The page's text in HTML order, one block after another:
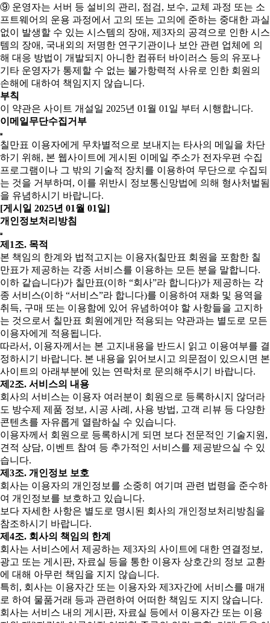
⑨ 운영자는 서버 등 설비의 관리, 점검, 보수, 교체 과정 또는 소
프트웨어의 운용 과정에서 고의 또는 고의에 준하는 중대한 과실
없이 발생할 수 있는 시스템의 장애, 제3자의 공격으로 인한 시스
템의 장애, 국내외의 저명한 연구기관이나 보안 관련 업체에 의
해 대응 방법이 개발되지 아니한 컴퓨터 바이러스 등의 유포나
기타 운영자가 통제할 수 없는 불가항력적 사유로 인한 회원의
손해에 대하여 책임지지 않습니다.
부칙
이 약관은 사이트 개설일 2025년 01월 01일 부터 시행합니다.
이메일무단수집거부
칠만표 이용자에게 무차별적으로 보내지는 타사의 메일을 차단
하기 위해, 본 웹사이트에 게시된 이메일 주소가 전자우편 수집
프로그램이나 그 밖의 기술적 장치를 이용하여 무단으로 수집되
는 것을 거부하며, 이를 위반시 정보통신망법에 의해 형사처벌됨
을 유념하시기 바랍니다.
[게시일 2025년 01월 01일]
개인정보처리방침
제1조. 목적
본 책임의 한계와 법적고지는 이용자(칠만표 회원을 포함한 칠
만표가 제공하는 각종 서비스를 이용하는 모든 분을 말합니다.
이하 같습니다)가 칠만표(이하 “회사”라 합니다)가 제공하는 각
종 서비스(이하 “서비스”라 합니다)를 이용하여 재화 및 용역을
취득, 구매 또는 이용함에 있어 유념하여야 할 사항들을 고지하
는 것으로서 칠만표 회원에게만 적용되는 약관과는 별도로 모든
이용자에게 적용됩니다.
따라서, 이용자께서는 본 고지내용을 반드시 읽고 이용여부를 결
정하시기 바랍니다. 본 내용을 읽어보시고 의문점이 있으시면 본
사이트의 아래부분에 있는 연락처로 문의해주시기 바랍니다.
제2조. 서비스의 내용
회사의 서비스는 이용자 여러분이 회원으로 등록하시지 않더라
도 방수제 제품 정보, 시공 사례, 사용 방법, 고객 리뷰 등 다양한
콘텐츠를 자유롭게 열람하실 수 있습니다.
이용자께서 회원으로 등록하시게 되면 보다 전문적인 기술지원,
견적 상담, 이벤트 참여 등 추가적인 서비스를 제공받으실 수 있
습니다.
제3조. 개인정보 보호
회사는 이용자의 개인정보를 소중히 여기며 관련 법령을 준수하
여 개인정보를 보호하고 있습니다.
보다 자세한 사항은 별도로 명시된 회사의 개인정보처리방침을
참조하시기 바랍니다.
제4조. 회사의 책임의 한계
회사는 서비스에서 제공하는 제3자의 사이트에 대한 연결정보,
광고 또는 게시판, 자료실 등을 통한 이용자 상호간의 정보 교환
에 대해 아무런 책임을 지지 않습니다.
특히, 회사는 이용자간 또는 이용자와 제3자간에 서비스를 매개
로 하여 물품거래 등과 관련하여 어떠한 책임도 지지 않습니다.
회사는 서비스 내의 게시판, 자료실 등에서 이용자간 또는 이용